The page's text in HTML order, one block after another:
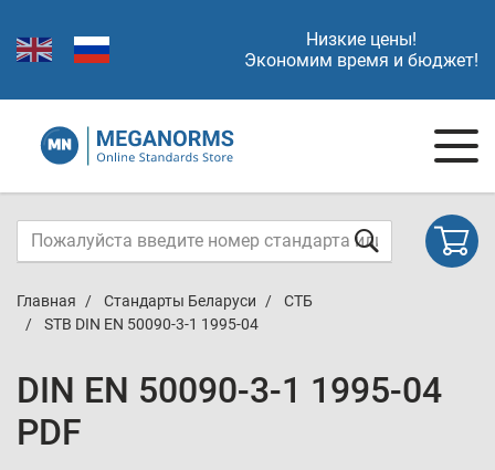
Низкие цены!
Экономим время и бюджет!
Главная Стандарты Беларуси
СТБ
STB DIN EN 50090-3-1 1995-04
DIN EN 50090-3-1 1995-04
PDF